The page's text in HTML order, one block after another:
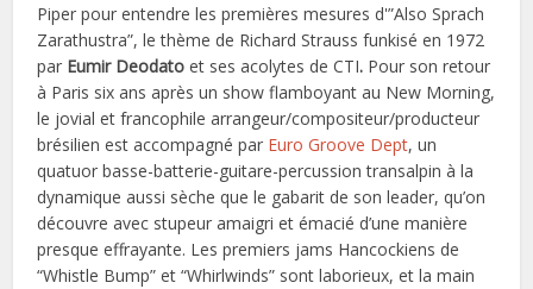
Piper pour entendre les premières mesures d'”Also Sprach
Zarathustra”, le thème de Richard Strauss funkisé en 1972
par Eumir Deodatoet ses acolytes de CTI. Pour son retour
à Paris six ans après un show flamboyant au New Morning,
le jovial et francophile arrangeur/compositeur/producteur
brésilien est accompagné par Euro Groove Dept, un
quatuor basse-batterie-guitare-percussion transalpin à la
dynamique aussi sèche que le gabarit de son leader, qu’on
découvre avec stupeur amaigri et émacié d’une manière
presque effrayante. Les premiers jams Hancockiens de
“Whistle Bump” et “Whirlwinds” sont laborieux, et la main